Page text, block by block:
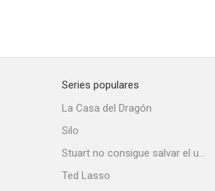
Series populares
La Casa del Dragón
Silo
Stuart no consigue salvar el universo
Ted Lasso